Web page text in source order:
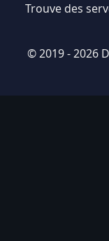
Trouve des
© 2019 - 2026